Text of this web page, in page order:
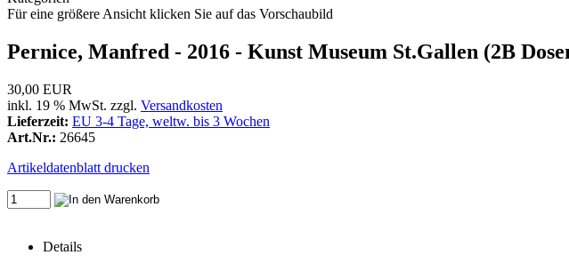
Für eine größere Ansicht klicken Sie auf das Vorschaubild
Pernice, Manfred - 2016 - Kunst Museum St.Gallen (2B
30,00 EUR
inkl. 19 % MwSt. zzgl. Versandkosten
Lieferzeit: EU 3-4 Tage, weltw. bis 3 Wochen
Art.Nr.: 26645
Artikeldatenblatt drucken
Details